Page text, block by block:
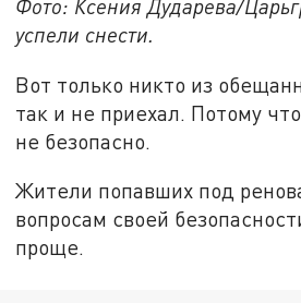
Фото: Ксения Дударева/
успели снести.
Вот только никто из
так и не приехал. Потому
не безопасно.
Жители попавших под
вопросам своей
проще.